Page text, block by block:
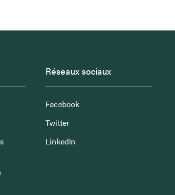
Réseaux sociaux
Facebook
Twitter
LinkedIn